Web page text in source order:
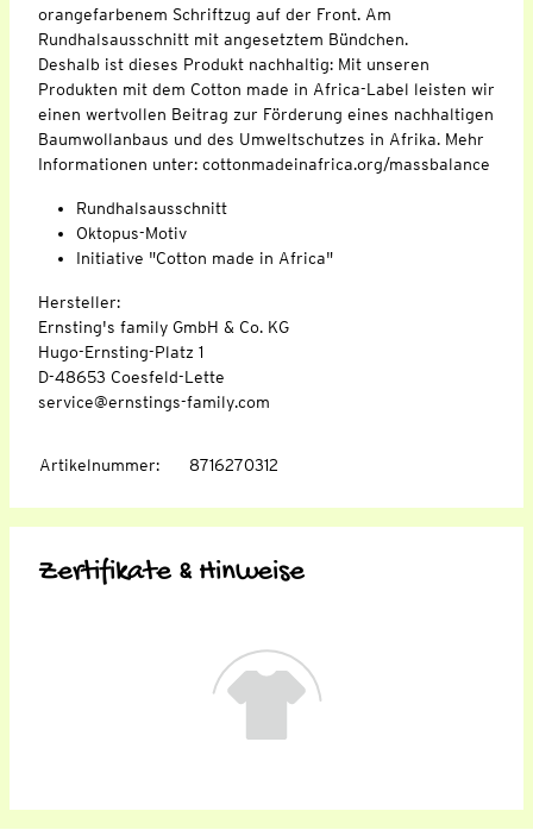
orangefarbenem Schriftzug auf der Front. Am
Rundhalsausschnitt mit angesetztem Bündchen.
Deshalb ist dieses Produkt nachhaltig: Mit unseren
Produkten mit dem Cotton made in Africa-Label leisten wir
einen wertvollen Beitrag zur Förderung eines nachhaltigen
Baumwollanbaus und des Umweltschutzes in Afrika. Mehr
Informationen unter: cottonmadeinafrica.org/massbalance
Rundhalsausschnitt
Oktopus-Motiv
Initiative "Cotton made in Africa"
Hersteller:
Ernsting's family GmbH & Co. KG
Hugo-Ernsting-Platz 1
D-48653 Coesfeld-Lette
service@ernstings-family.com
Artikelnummer: 8716270312
Zertifikate & Hinweise